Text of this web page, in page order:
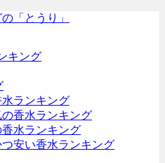
「とうり」
キング
ランキング
香水ランキング
水ランキング
安い香水ランキング